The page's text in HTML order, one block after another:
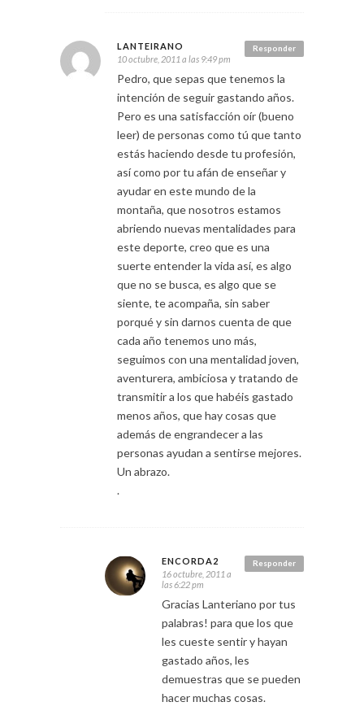
Responder
LANTEIRANO
10 octubre, 2011 a las 9:49 pm
Pedro, que sepas que tenemos la
intención de seguir gastando años.
Pero es una satisfacción oír (bueno
leer) de personas como tú que tanto
estás haciendo desde tu profesión,
así como por tu afán de enseñar y
ayudar en este mundo de la
montaña, que nosotros estamos
abriendo nuevas mentalidades para
este deporte, creo que es una
suerte entender la vida así, es algo
que no se busca, es algo que se
siente, te acompaña, sin saber
porqué y sin darnos cuenta de que
cada año tenemos uno más,
seguimos con una mentalidad joven,
aventurera, ambiciosa y tratando de
transmitir a los que habéis gastado
menos años, que hay cosas que
además de engrandecer a las
personas ayudan a sentirse mejores.
Un abrazo.
.
Responder
ENCORDA2
16 octubre, 2011 a
las 6:22 pm
Gracias Lanteriano por tus
palabras! para que los que
les cueste sentir y hayan
gastado años, les
demuestras que se pueden
hacer muchas cosas.